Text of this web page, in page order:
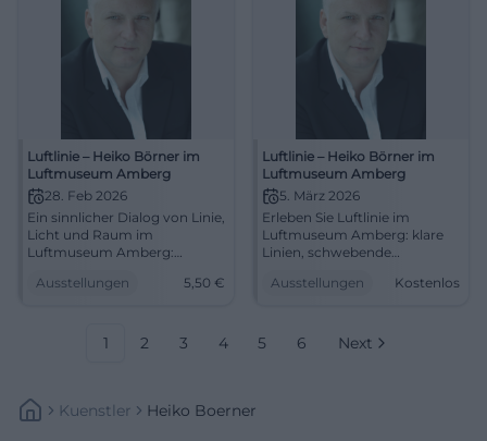
Luftlinie – Heiko Börner im
Luftmuseum Amberg
28. Feb 2026
Ein sinnlicher Dialog von Linie,
Licht und Raum im
Luftmuseum Amberg:
28.02.2026, 11–17 Uhr, Eintritt
entdecken. #KunstinAmberg
Ausstellungen 5,50 €
Luftlinie – Heiko Börner im
Luftmuseum Amberg
5. März 2026
Erleben Sie Luftlinie im
Luftmuseum Amberg: klare
Linien, schwebende
Holzskulpturen. 25.01.–
starke
Ausstellungen Kostenlos
1 2 3 4 5 6 Next
Kuenstler Heiko Boerner